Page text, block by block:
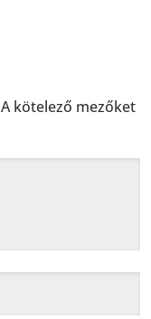
A kötelező mezőket